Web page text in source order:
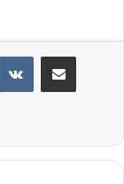
VKontakteTeile per E-Mail